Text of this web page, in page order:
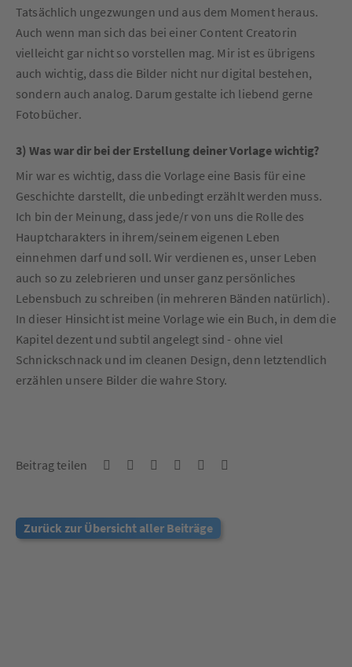
Tatsächlich ungezwungen und aus dem Moment heraus.
Auch wenn man sich das bei einer Content Creatorin
vielleicht gar nicht so vorstellen mag. Mir ist es übrigens
auch wichtig, dass die Bilder nicht nur digital bestehen,
sondern auch analog. Darum gestalte ich liebend gerne
Fotobücher.
3) Was war dir bei der Erstellung deiner Vorlage wichtig?
Mir war es wichtig, dass die Vorlage eine Basis für eine
Geschichte darstellt, die unbedingt erzählt werden muss.
Ich bin der Meinung, dass jede/r von uns die Rolle des
Hauptcharakters in ihrem/seinem eigenen Leben
einnehmen darf und soll. Wir verdienen es, unser Leben
auch so zu zelebrieren und unser ganz persönliches
Lebensbuch zu schreiben (in mehreren Bänden natürlich).
In dieser Hinsicht ist meine Vorlage wie ein Buch, in dem die
Kapitel dezent und subtil angelegt sind - ohne viel
Schnickschnack und im cleanen Design, denn letztendlich
erzählen unsere Bilder die wahre Story.
Beitrag teilen
Zurück zur Übersicht aller Beiträge